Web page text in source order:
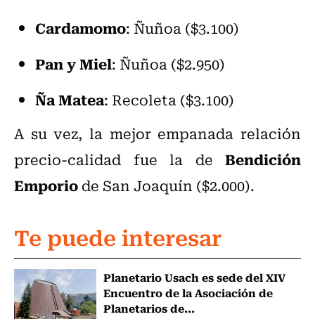
Cardamomo: Ñuñoa ($3.100)
Pan y Miel: Ñuñoa ($2.950)
Ña Matea: Recoleta ($3.100)
A su vez, la mejor empanada relación
precio-calidad fue la de Bendición
Emporiode San Joaquín ($2.000).
Te puede interesar
Planetario Usach es sede del XIV
Encuentro de la Asociación de
Planetarios de...